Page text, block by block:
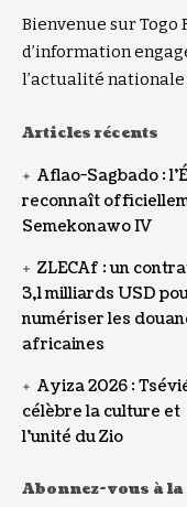
Bienvenue sur Togo
d’information
l’actualité
Articles récents
Aflao-Sagbado :
reconnaît
Semekonawo IV
ZLECAf : un
3,1 milliards USD
numériser les
africaines
Ayiza 2026 :
célèbre la culture et
l’unité du Zio
Abonnez-vous à